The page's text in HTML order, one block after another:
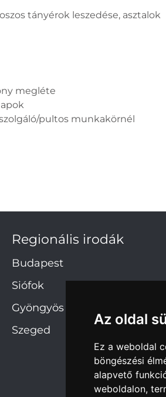
Az oldal
Ez a weboldal
böngészési
alapvető
weboldalon,
tányérok leszedése, asztalok
megléte
pultos munkakörnél
Regionális irodák
Budapest
Siófok
Gyöngyös
Szeged